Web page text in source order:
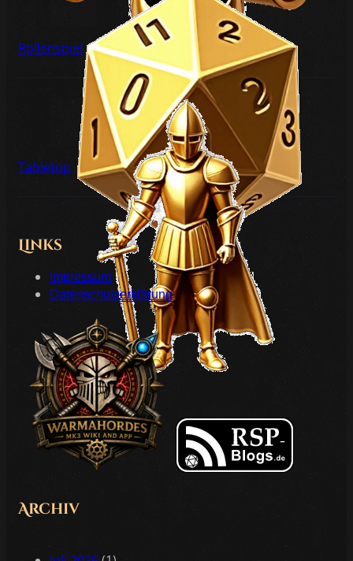
Rollenspiel
Tabletop
Links
Impressum
Datenschutzerklärung
Archiv